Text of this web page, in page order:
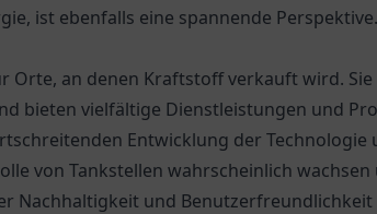
ist ebenfalls eine spannende Perspektive.
Orte, an denen Kraftstoff verkauft wird. Sie
bieten vielfältige Dienstleistungen und
Entwicklung der Technologie
von Tankstellen wahrscheinlich
Nachhaltigkeit und